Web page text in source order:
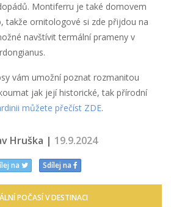
Montiferru je také domovem
takže ornitologové si zde přijdou na
navštívit termální prameny v
vám umožní poznat rozmanitou
jak její historické, tak přírodní
můžete přečíst ZDE.
Hruška | 19.9.2024
na Sdílej na
POČASÍ V DESTINACI